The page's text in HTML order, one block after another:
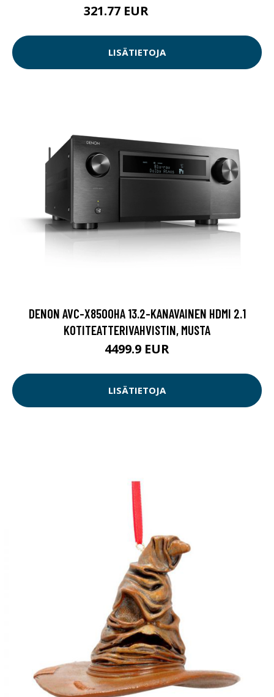
321.77 EUR
LISÄTIETOJA
DENON AVC-X8500HA 13.2-KANAVAINEN HDMI 2.1
KOTITEATTERIVAHVISTIN, MUSTA
4499.9 EUR
LISÄTIETOJA